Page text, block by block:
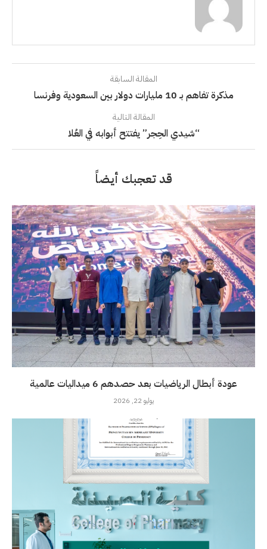
المقالة السابقة
مذكرة تفاهم بـ 10 مليارات دولار بين السعودية وفرنسا
المقالة التالية
“شيدي الحِجر” يفتتح أبوابه في العُلا
قد تعجبك أيضاً
عودة أبطال الرياضيات بعد حصدهم 6 ميداليات عالمية
يوليو 22, 2026